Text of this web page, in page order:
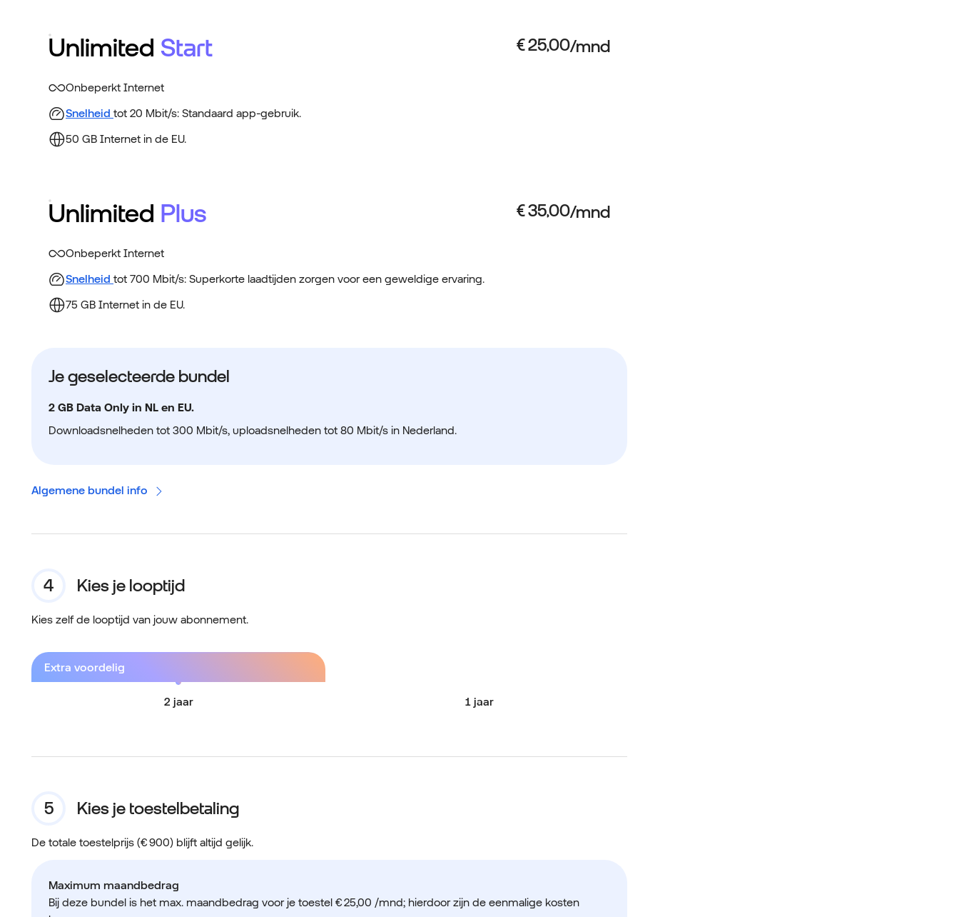
Unlimited Start
Onbeperkt Internet
Snelheid tot 20 Mbit/s: Standaard app-gebruik.
50 GB Internet in de EU.
Unlimited Plus
Onbeperkt Internet
Snelheid tot 700 Mbit/s: Superkorte laadtijden zorgen voor een geweldige ervaring.
75 GB Internet in de EU.
Je geselecteerde bundel
2 GB Data Only in NL en EU.
Downloadsnelheden tot 300 Mbit/s, uploadsnelheden tot 80 Mbit/s in Nederland.
Algemene bundel info
Kies je looptijd
Kies zelf de looptijd van jouw abonnement.
Extra voordelig
2 jaar 1 jaar
Kies je toestelbetaling
De totale toestelprijs (€ 900) blijft altijd gelijk.
Maximum maandbedrag
Bij deze bundel is het max. maandbedrag voor je toestel € 25,00 /mnd; hierdoor zijn de eenmalige kosten